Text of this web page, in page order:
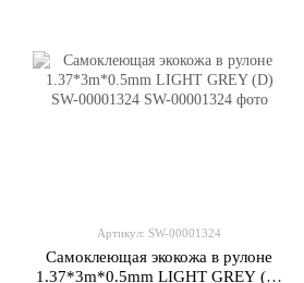
Артикул: SW-00001324
Самоклеющая экокожа в рулоне
1.37*3m*0.5mm LIGHT GREY (D)